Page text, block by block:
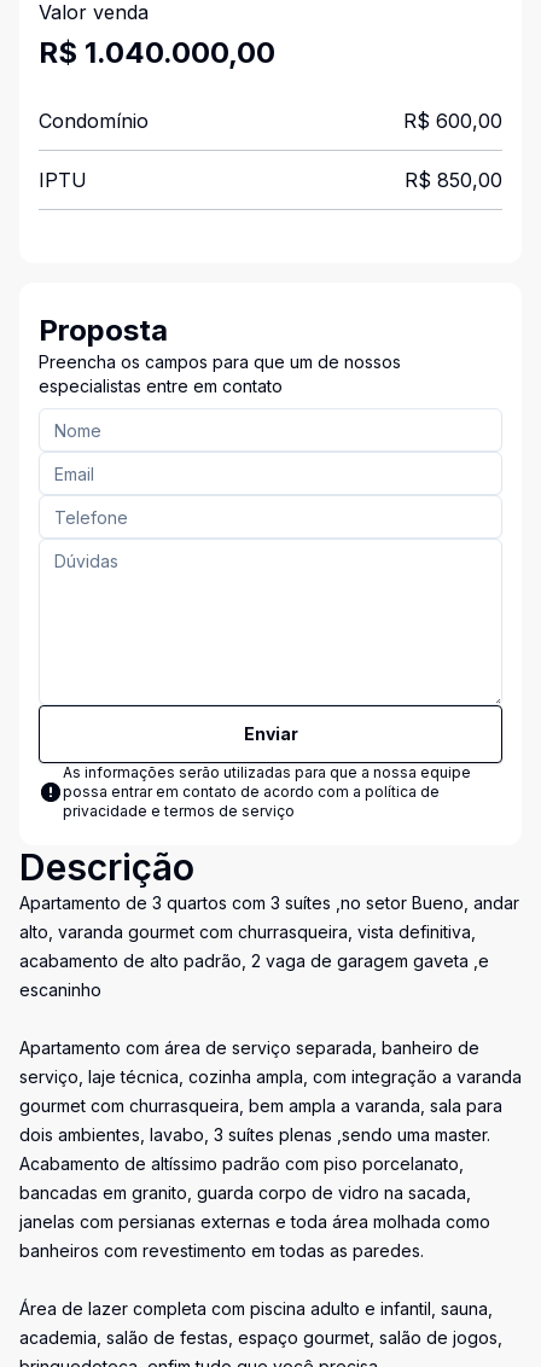
Valor venda
R$ 1.040.000,00
Condomínio R$ 600,00
IPTU R$ 850,00
Proposta
Preencha os campos para que um de nossos
especialistas entre em contato
Enviar
As informações serão utilizadas para que a nossa equipe
possa entrar em contato de acordo com a política de
privacidade e termos de serviço
Descrição
Apartamento de 3 quartos com 3 suítes ,no setor Bueno, andar
alto, varanda gourmet com churrasqueira, vista definitiva,
acabamento de alto padrão, 2 vaga de garagem gaveta ,e
escaninho
Apartamento com área de serviço separada, banheiro de
serviço, laje técnica, cozinha ampla, com integração a varanda
gourmet com churrasqueira, bem ampla a varanda, sala para
dois ambientes, lavabo, 3 suítes plenas ,sendo uma master.
Acabamento de altíssimo padrão com piso porcelanato,
bancadas em granito, guarda corpo de vidro na sacada,
janelas com persianas externas e toda área molhada como
banheiros com revestimento em todas as paredes.
Área de lazer completa com piscina adulto e infantil, sauna,
academia, salão de festas, espaço gourmet, salão de jogos,